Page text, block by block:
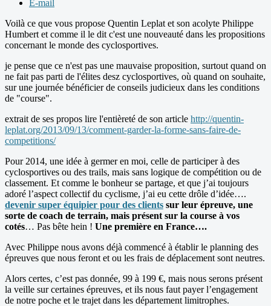
E-mail
Voilà ce que vous propose Quentin Leplat et son acolyte Philippe
Humbert et comme il le dit c'est une nouveauté dans les propositions
concernant le monde des cyclosportives.
je pense que ce n'est pas une mauvaise proposition, surtout quand on
ne fait pas parti de l'élites desz cyclosportives, où quand on souhaite,
sur une journée bénéficier de conseils judicieux dans les conditions
de "course".
extrait de ses propos lire l'entièreté de son article http://quentin-
leplat.org/2013/09/13/comment-garder-la-forme-sans-faire-de-
competitions/
Pour 2014, une idée à germer en moi, celle de participer à des
cyclosportives ou des trails, mais sans logique de compétition ou de
classement. Et comme le bonheur se partage, et que j’ai toujours
adoré l’aspect collectif du cyclisme, j’ai eu cette drôle d’idée….
devenir super équipier pour des clients sur leur épreuve, une
sorte de coach de terrain, mais présent sur la course à vos
cotés… Pas bête hein ! Une première en France….
Avec Philippe nous avons déjà commencé à établir le planning des
épreuves que nous feront et ou les frais de déplacement sont neutres.
Alors certes, c’est pas donnée, 99 à 199 €, mais nous serons présent
la veille sur certaines épreuves, et ils nous faut payer l’engagement
de notre poche et le trajet dans les département limitrophes.